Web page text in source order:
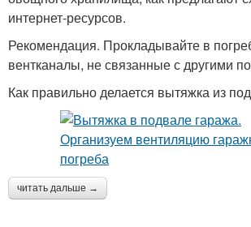
интернет-ресурсов.
Рекомендация. Прокладывайте в
вентканалы, не связанные с другими
Как правильно делается вытяжка из
читать дальше →